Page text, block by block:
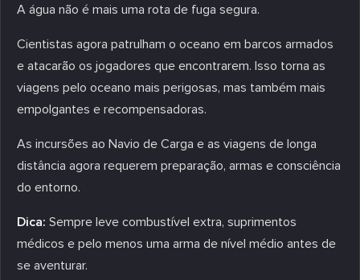
A água não é mais uma rota de fuga segura.
Cientistas agora patrulham o oceano em barcos armados
e atacarão os jogadores que encontrarem. Isso torna as
viagens pelo oceano mais perigosas, mas também mais
empolgantes e recompensadoras.
As incursões ao Navio de Carga e as viagens de longa
distância agora requerem preparação, armas e consciência
do entorno.
Dica: Sempre leve combustível extra, suprimentos
médicos e pelo menos uma arma de nível médio antes de
se aventurar.